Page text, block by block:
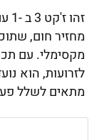
מחזיר חום,
מקסימלי. עם
לזרועות, הוא
מתאים לשלל